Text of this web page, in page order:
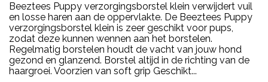
Beeztees Puppy verzorgingsborstel klein verwijdert vuil
en losse haren aan de oppervlakte. De Beeztees Puppy
verzorgingsborstel klein is zeer geschikt voor pups,
zodat deze kunnen wennen aan het borstelen.
Regelmatig borstelen houdt de vacht van jouw hond
gezond en glanzend. Borstel altijd in de richting van de
haargroei. Voorzien van soft grip Geschikt...